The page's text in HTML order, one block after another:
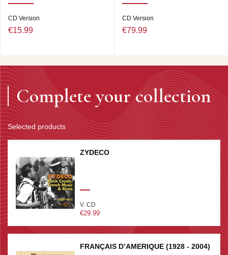
CD Version
€15.99
CD Version
€79.99
Complete your collection
Selected products
ZYDECO
V. CD
€29.99
FRANÇAIS D’AMERIQUE (1928 - 2004)